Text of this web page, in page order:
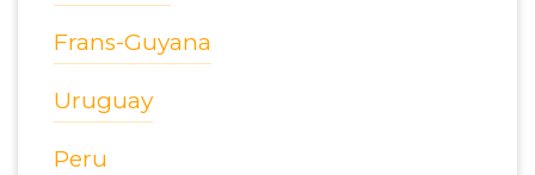
Frans-Guyana
Uruguay
Peru